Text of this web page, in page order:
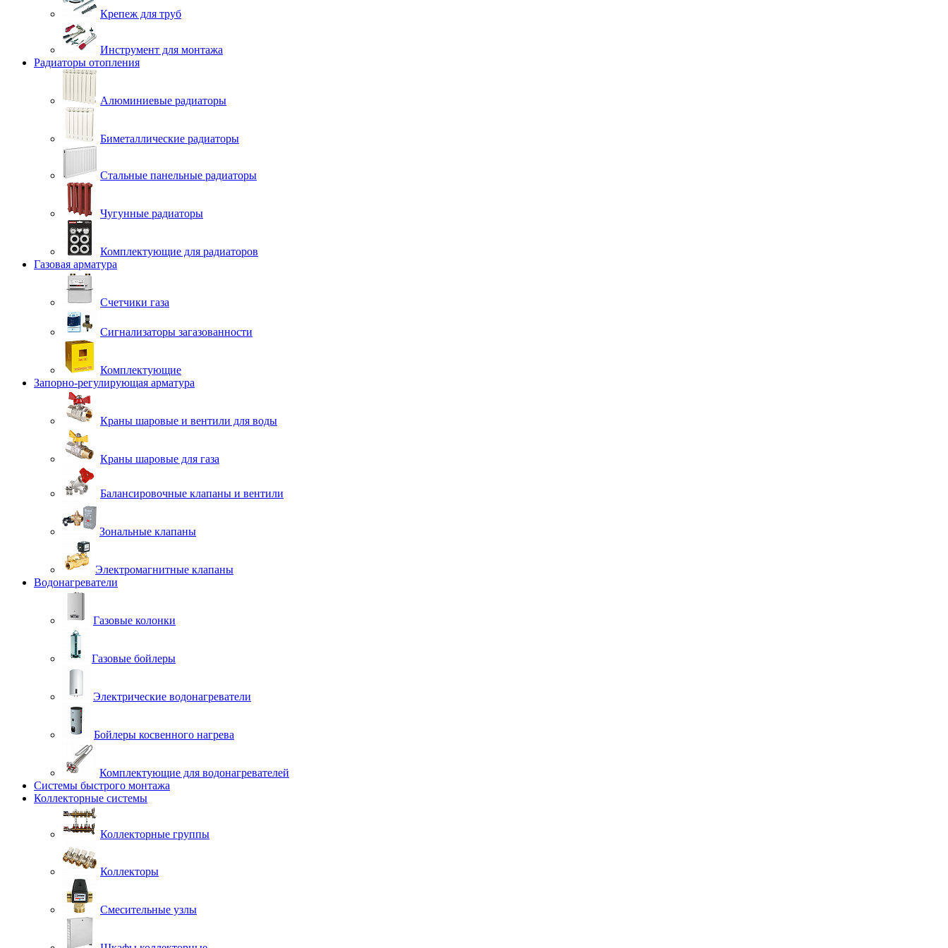
Крепеж для труб
Инструмент для монтажа
Радиаторы отопления
Алюминиевые радиаторы
Биметаллические радиаторы
Стальные панельные радиаторы
Чугунные радиаторы
Комплектующие для радиаторов
Газовая арматура
Счетчики газа
Сигнализаторы загазованности
Комплектующие
Запорно-регулирующая арматура
Краны шаровые и вентили для воды
Краны шаровые для газа
Балансировочные клапаны и вентили
Зональные клапаны
Электромагнитные клапаны
Водонагреватели
Газовые колонки
Газовые бойлеры
Электрические водонагреватели
Бойлеры косвенного нагрева
Комплектующие для водонагревателей
Системы быстрого монтажа
Коллекторные системы
Коллекторные группы
Коллекторы
Смесительные узлы